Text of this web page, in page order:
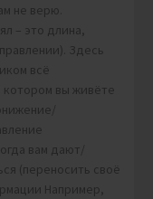
не верю.
– это длина,
Здесь
всё
котором вы живёте
вам дают/
(переносить своё
Например,